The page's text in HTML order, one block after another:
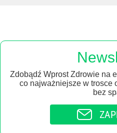
Zdobądź Wprost Zdrowie na
co najważniejsze w trosce
bez